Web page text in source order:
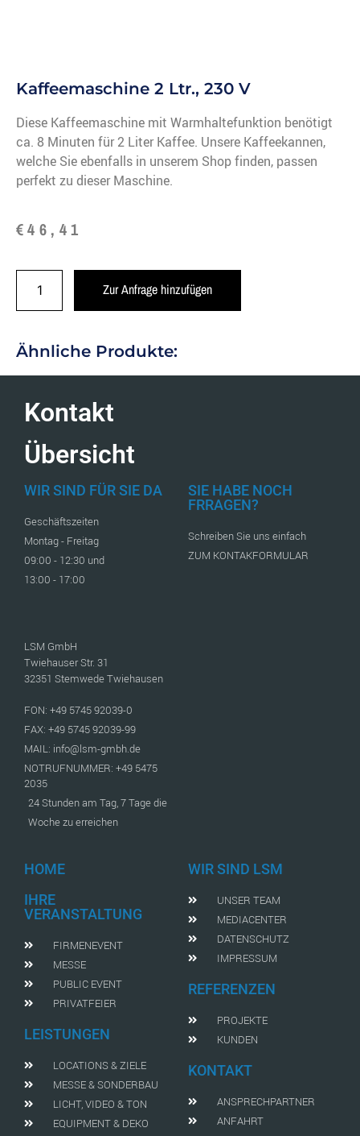
Kaffeemaschine 2 Ltr., 230 V
Diese Kaffeemaschine mit Warmhaltefunktion benötigt
ca. 8 Minuten für 2 Liter Kaffee. Unsere Kaffeekannen,
welche Sie ebenfalls in unserem Shop finden, passen
perfekt zu dieser Maschine.
€46,41
Zur Anfrage hinzufügen
Ähnliche Produkte:
Kontakt
Übersicht
WIR SIND FÜR SIE DA
Geschäftszeiten
Montag - Freitag
09:00 - 12:30 und
13:00 - 17:00
LSM GmbH
Twiehauser Str. 31
32351 Stemwede Twiehausen
FON: +49 5745 92039-0
FAX: +49 5745 92039-99
MAIL: info@lsm-gmbh.de
NOTRUFNUMMER: +49 5475
2035
24 Stunden am Tag, 7 Tage die
Woche zu erreichen
SIE HABE NOCH
FRRAGEN?
Schreiben Sie uns einfach
ZUM KONTAKFORMULAR
HOME
IHRE
VERANSTALTUNG
FIRMENEVENT
MESSE
PUBLIC EVENT
PRIVATFEIER
LEISTUNGEN
LOCATIONS & ZIELE
MESSE & SONDERBAU
LICHT, VIDEO & TON
EQUIPMENT & DEKO
WIR SIND LSM
UNSER TEAM
MEDIACENTER
DATENSCHUTZ
IMPRESSUM
REFERENZEN
PROJEKTE
KUNDEN
KONTAKT
ANSPRECHPARTNER
ANFAHRT